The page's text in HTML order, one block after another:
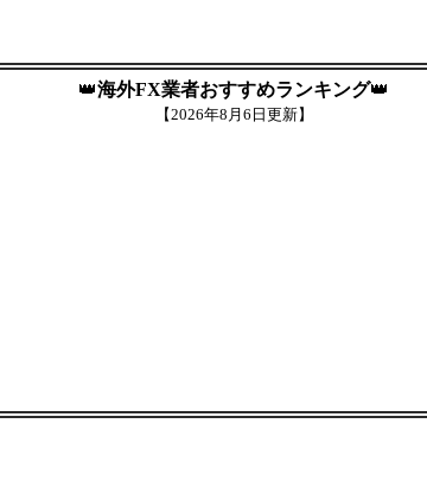
👑海外FX業者おすすめランキング👑
【2026年8月6日更新】